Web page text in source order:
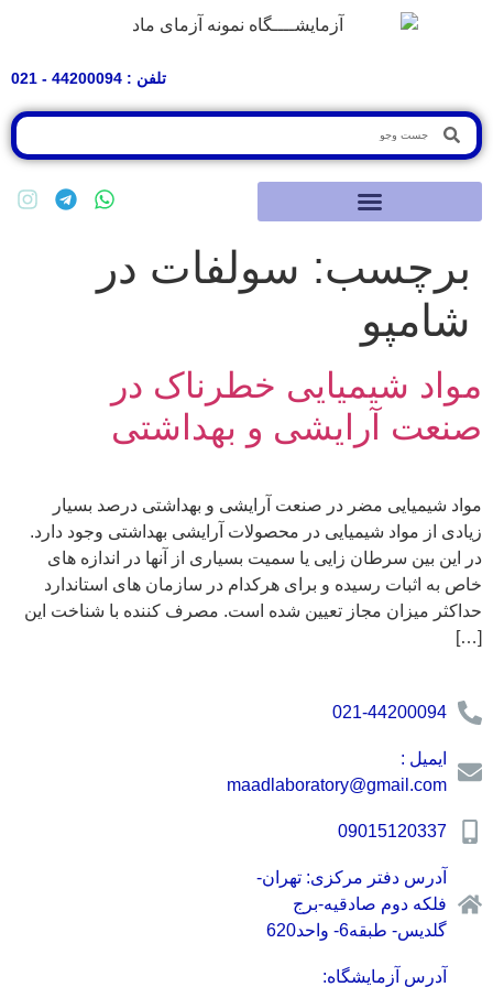
تلفن : 44200094 - 021
برچسب: سولفات در
شامپو
مواد شیمیایی خطرناک در
صنعت آرایشی و بهداشتی
مواد شیمیایی مضر در صنعت آرایشی و بهداشتی درصد بسیار
زیادی از مواد شیمیایی در محصولات آرایشی بهداشتی وجود دارد.
در این بین سرطان زایی یا سمیت بسیاری از آنها در اندازه های
خاص به اثبات رسیده و برای هرکدام در سازمان های استاندارد
حداکثر میزان مجاز تعیین شده است. مصرف کننده با شناخت این
[…]
021-44200094
ایمیل :
maadlaboratory@gmail.com
09015120337
آدرس دفتر مرکزی: تهران-
فلکه دوم صادقیه-برج
گلدیس- طبقه6- واحد620
آدرس آزمایشگاه: